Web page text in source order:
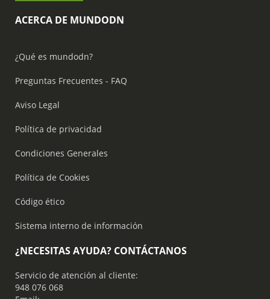
ACERCA DE MUNDODN
¿Qué es mundodn?
Preguntas Frecuentes - FAQ
Aviso Legal
Política de privacidad
Condiciones Generales
Política de Cookies
Código ético
Sistema interno de información
¿NECESITAS AYUDA? CONTÁCTANOS
Servicio de atención al cliente:
948 076 068